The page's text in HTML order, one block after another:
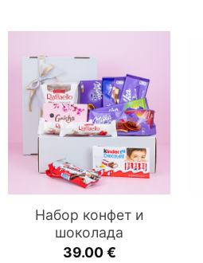
Набор конфет и
шоколада
39.00€